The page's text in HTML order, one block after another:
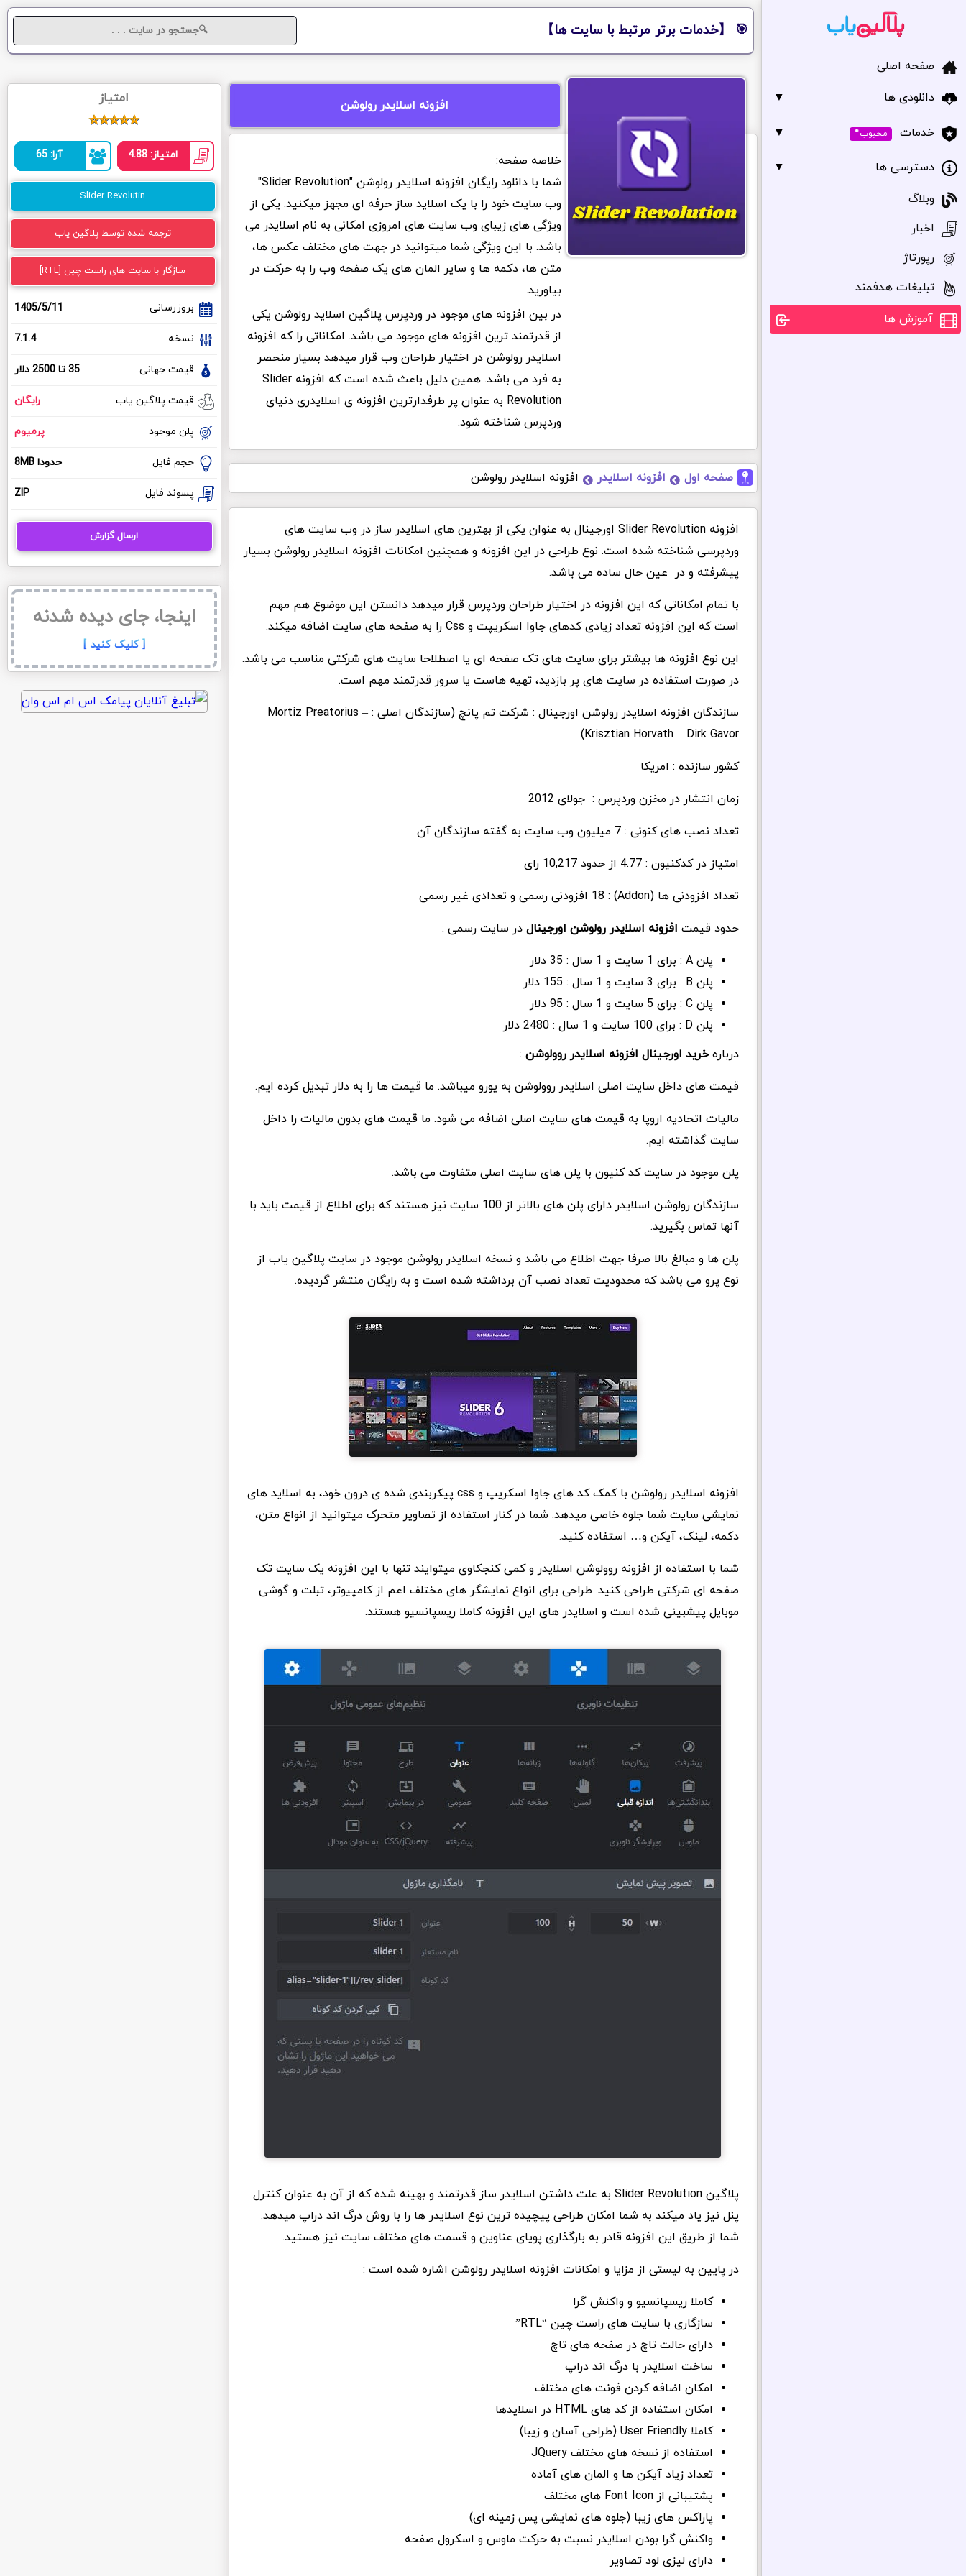
صفحه اصلی
دانلودی ها
▼
خدمات محبوب•
▼
دسترسی ها
▼
وبلاگ
اخبار
رپورتاژ
تبلیغات هدفمند
آموزش ها
🎯 【خدمات برتر مرتبط با سایت ها】
افزونه اسلایدر رولوشن
شما با دانلود رایگان افزونه اسلایدر رولوشن "Slider Revolution"
وب سایت خود را با یک اسلاید ساز حرفه ای مجهز میکنید. یکی از
ویژگی های زیبای وب سایت های امروزی امکانی به نام اسلایدر می
باشد. با این ویژگی شما میتوانید در جهت های مختلف عکس ها،
متن ها، دکمه ها و سایر المان های یک صفحه وب را به حرکت در
بیاورید.
در بین افزونه های موجود در وردپرس پلاگین اسلاید رولوشن یکی
از قدرتمند ترین افزونه های موجود می باشد. امکاناتی را که افزونه
اسلایدر رولوشن در اختیار طراحان وب قرار میدهد بسیار منحصر
به فرد می باشد. همین دلیل باعث شده است که افزونه Slider
Revolution به عنوان پر طرفدارترین افزونه ی اسلایدری دنیای
وردپرس شناخته شود.
صفحه اول افزونه اسلایدر افزونه اسلایدر رولوشن
افزونه Slider Revolution اورجینال به عنوان یکی از بهترین های اسلایدر ساز در وب سایت های
وردپرسی شناخته شده است. نوع طراحی در این افزونه و همچنین امکانات افزونه اسلایدر رولوشن بسیار
پیشرفته و در عین حال ساده می باشد.
با تمام امکاناتی که این افزونه در اختیار طراحان وردپرس قرار میدهد دانستن این موضوع هم مهم
است که این افزونه تعداد زیادی کدهای جاوا اسکریپت و Css را به صفحه های سایت اضافه میکند.
این نوع افزونه ها بیشتر برای سایت های تک صفحه ای یا اصطلاحا سایت های شرکتی مناسب می باشد.
در صورت استفاده در سایت های پر بازدید، تهیه هاست یا سرور قدرتمند مهم است.
سازندگان افزونه اسلایدر رولوشن اورجینال : شرکت تم پانچ (سازندگان اصلی : Mortiz Preatorius –
Krisztian Horvath – Dirk Gavor)
کشور سازنده : امریکا
زمان انتشار در مخزن وردپرس : جولای 2012
تعداد نصب های کنونی : 7 میلیون وب سایت به گفته سازندگان آن
امتیاز در کدکنیون : 4.77 از حدود 10,217 رای
تعداد افزودنی ها (Addon) : 18 افزودنی رسمی و تعدادی غیر رسمی
حدود قیمت افزونه اسلایدر رولوشن اورجینال در سایت رسمی :
پلن A : برای 1 سایت و 1 سال : 35 دلار
پلن B : برای 3 سایت و 1 سال : 155 دلار
پلن C : برای 5 سایت و 1 سال : 95 دلار
پلن D : برای 100 سایت و 1 سال : 2480 دلار
دربارهخرید اورجینال افزونه اسلایدر روولوشن :
قیمت های داخل سایت اصلی اسلایدر روولوشن به یورو میباشد. ما قیمت ها را به دلار تبدیل کرده ایم.
مالیات اتحادیه اروپا به قیمت های سایت اصلی اضافه می شود. ما قیمت های بدون مالیات را داخل
سایت گذاشته ایم.
پلن موجود در سایت کد کنیون با پلن های سایت اصلی متفاوت می باشد.
سازندگان رولوشن اسلایدر دارای پلن های بالاتر از 100 سایت نیز هستند که برای اطلاع از قیمت باید با
آنها تماس بگیرید.
پلن ها و مبالغ بالا صرفا جهت اطلاع می باشد و نسخه اسلایدر رولوشن موجود در سایت پلاگین یاب از
نوع پرو می باشد که محدودیت تعداد نصب آن برداشته شده است و به رایگان منتشر گردیده.
افزونه اسلایدر رولوشن با کمک کد های جاوا اسکریپ و css پیکربندی شده ی درون خود، به اسلاید های
نمایشی سایت شما جلوه خاصی میدهد. شما در کنار استفاده از تصاویر متحرک میتوانید از انواع متن،
دکمه، لینک، آیکن و… استفاده کنید.
شما با استفاده از افزونه روولوشن اسلایدر و کمی کنجکاوی میتوایند تنها با این افزونه یک سایت تک
صفحه ای شرکتی طراحی کنید. طراحی برای انواع نمایشگر های مختلف اعم از کامپیوتر، تبلت و گوشی
موبایل پیشبینی شده است و اسلایدر های این افزونه کاملا ریسپانسیو هستند.
پلاگین Slider Revolution به علت داشتن اسلایدر ساز قدرتمند و بهینه شده که از آن به عنوان کنترل
پنل نیز یاد میکند به شما امکان طراحی پیچیده ترین نوع اسلایدر ها را با روش درگ اند دراپ میدهد.
شما از طریق این افزونه قادر به بارگذاری پویای عناوین و قسمت های مختلف سایت نیز هستید.
در پایین به لیستی از مزایا و امکانات افزونه اسلایدر رولوشن اشاره شده است :
کاملا ریسپانسیو و واکنش گرا
سازگاری با سایت های راست چین “RTL”
دارای حالت تاچ در صفحه های تاچ
ساخت اسلایدر با درگ اند دراپ
امکان اضافه کردن فونت های مختلف
امکان استفاده از کد های HTML در اسلایدها
کاملا User Friendly (طراحی آسان و زیبا)
استفاده از نسخه های مختلف JQuery
تعداد زیاد آیکن ها و المان های آماده
پشتیبانی از Font Icon های مختلف
پاراکس های زیبا (جلوه های نمایشی پس زمینه ای)
واکنش گرا بودن اسلایدر نسبت به حرکت ماوس و اسکرول صفحه
دارای لیزی لود تصاویر
امتیاز
امتیاز: 4.88 آرا: 65
Slider Revolutin
ترجمه شده توسط پلاگین یاب
سازگار با سایت های راست چین [RTL]
بروزرسانی 1405/5/11
نسخه 7.1.4
قیمت جهانی 35 تا 2500 دلار
قیمت پلاگین یاب رایگان
پلن موجود پرمیوم
حجم فایل حدودا 8MB
پسوند فایل ZIP
ارسال گزارش
اینجا، جای دیده شدنه
[ کلیک کنید ]